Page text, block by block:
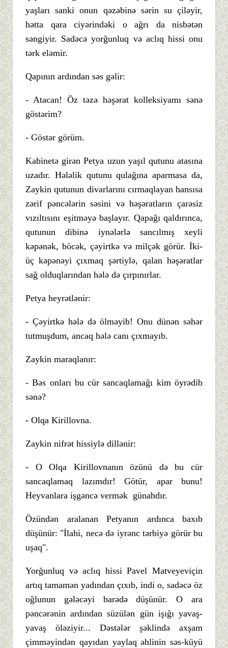
yaşları sanki onun qəzəbinə sərin su çiləyir,
hətta qara ciyərindəki o ağrı da nisbətən
səngiyir. Sadəcə yorğunluq və aclıq hissi onu
tərk eləmir.
Qapının ardından səs gəlir:
- Atacan! Öz təzə həşərat kolleksiyamı sənə
göstərim?
- Göstər görüm.
Kabinetə girən Petya uzun yaşıl qutunu atasına
uzadır. Hələlik qutunu qulağına aparmasa da,
Zaykin qutunun divarlarını cırmaqlayan hansısa
zərif pəncələrin səsini və həşəratların çarəsiz
vızıltısını eşitməyə başlayır. Qapağı qaldırınca,
qutunun dibinə iynələrlə sancılmış xeyli
kəpənək, böcək, çəyirtkə və milçək görür. İki-
üç kəpənəyi çıxmaq şərtiylə, qalan həşəratlar
sağ olduqlarından hələ də çırpınırlar.
Petya heyrətlənir:
- Çəyirtkə hələ də ölməyib! Onu dünən səhər
tutmuşdum, ancaq hələ canı çıxmayıb.
Zaykin maraqlanır:
- Bəs onları bu cür sancaqlamağı kim öyrədib
sənə?
- Olqa Kirillovna.
Zaykin nifrət hissiylə dillənir:
- O Olqa Kirillovnanın özünü də bu cür
sancaqlamaq lazımdır! Götür, apar bunu!
Heyvanlara işgəncə vermək günahdır.
Özündən aralanan Petyanın ardınca baxıb
düşünür: "İlahi, necə də iyrənc tərbiyə görür bu
uşaq".
Yorğunluq və aclıq hissi Pavel Matveyeviçin
artıq tamamən yadından çıxıb, indi o, sadəcə öz
oğlunun gələcəyi barədə düşünür. O ara
pəncərənin ardından süzülən gün işığı yavaş-
yavaş öləziyir... Dəstələr şəklində axşam
çimməyindən qayıdan yaylaq əhlinin səs-küyü